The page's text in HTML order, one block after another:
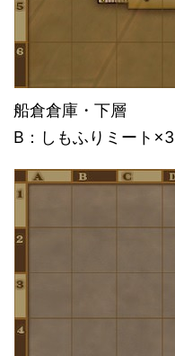
船倉倉庫・下層
B：しもふりミート×3